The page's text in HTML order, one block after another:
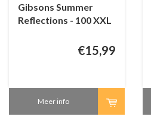
Gibsons Summer
Reflections - 100 XXL
€15,99
Meer info